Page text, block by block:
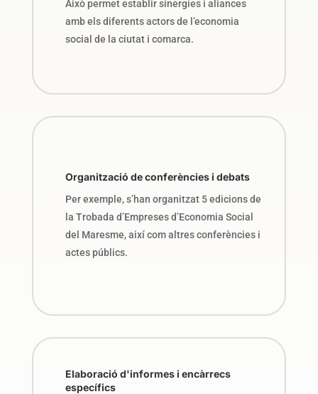
Això permet establir sinergies i aliances
amb els diferents actors de l’economia
social de la ciutat i comarca.
Organització de conferències i debats
Per exemple, s’han organitzat 5 edicions de
la Trobada d’Empreses d’Economia Social
del Maresme, així com altres conferències i
actes públics.
Elaboració d'informes i encàrrecs
específics